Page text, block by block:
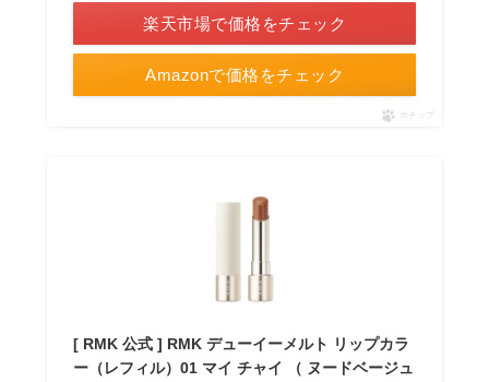
Amazonで価格をチェック
楽天市場で価格をチェック
ポチップ
[ RMK 公式 ] RMK デューイーメルト リップカラ
ー（レフィル）01 マイ チャイ （ ヌードベージュ